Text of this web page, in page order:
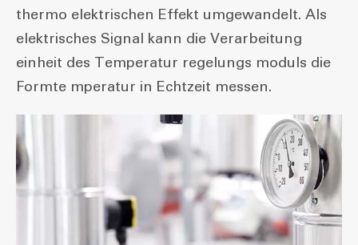
thermo elektrischen Effekt umgewandelt. Als
elektrisches Signal kann die Verarbeitung
einheit des Temperatur regelungs moduls die
Formte mperatur in Echtzeit messen.